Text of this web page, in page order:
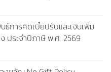
ธ์การคิดเบี้ยปรับและเงินเพิ่ม
ประจำปีภาษี พ.ศ. 2569